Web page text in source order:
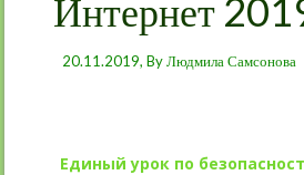
Интернет
20.11.2019, ByЛюдмила Самсонова
Единый урок по